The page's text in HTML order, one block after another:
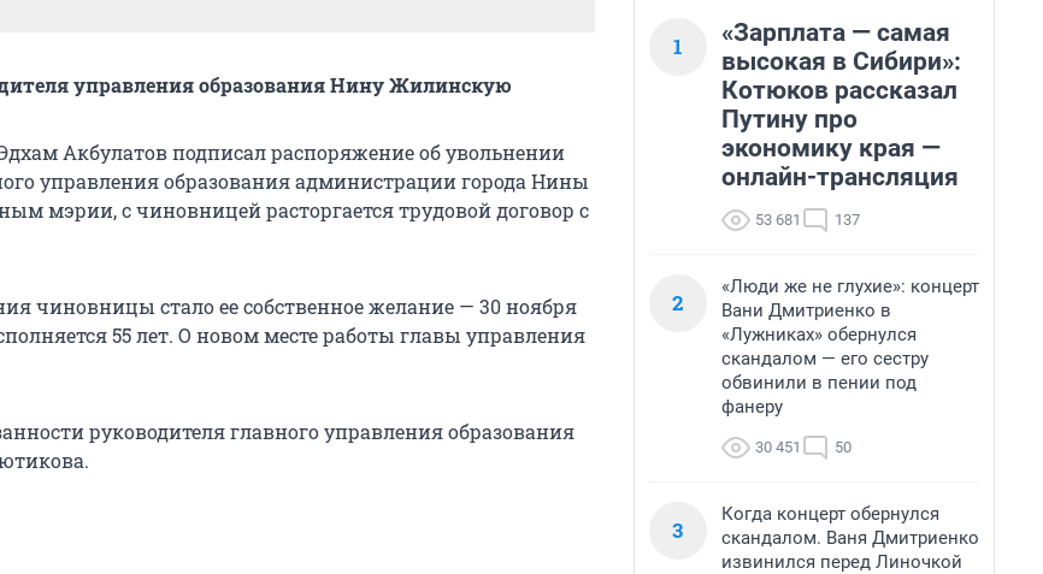
управления образования Нину Жилинскую
Акбулатов подписал распоряжение об увольнении
управления образования администрации города Нины
мэрии, с чиновницей расторгается трудовой договор с
чиновницы стало ее собственное желание — 30 ноября
55 лет. О новом месте работы главы управления
руководителя главного управления образования
1
«Зарплата — самая
высокая в Сибири»:
Котюков рассказал
Путину про
экономику края —
онлайн-трансляция
53 681 137
2
«Люди же не глухие»: концерт
Вани Дмитриенко в
«Лужниках» обернулся
скандалом — его сестру
обвинили в пении под
фанеру
30 451 50
3
Когда концерт обернулся
скандалом. Ваня Дмитриенко
извинился перед Линочкой